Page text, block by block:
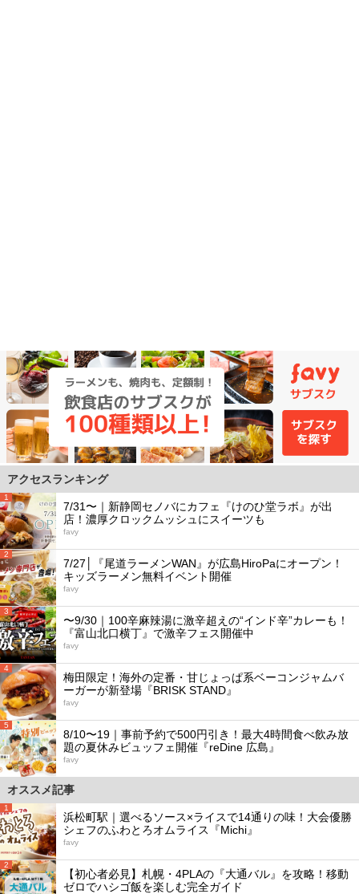
アクセスランキング
1
7/31〜｜新静岡セノバにカフェ『けのひ堂ラボ』が出
店！濃厚クロックムッシュにスイーツも
favy
2
7/27│『尾道ラーメンWAN』が広島HiroPaにオープン！
キッズラーメン無料イベント開催
favy
3
〜9/30｜100辛麻辣湯に激辛超えの“インド辛”カレーも！
『富山北口横丁』で激辛フェス開催中
favy
4
梅田限定！海外の定番・甘じょっぱ系ベーコンジャムバ
ーガーが新登場『BRISK STAND』
favy
5
8/10〜19｜事前予約で500円引き！最大4時間食べ飲み放
題の夏休みビュッフェ開催『reDine 広島』
favy
オススメ記事
1
浜松町駅｜選べるソース×ライスで14通りの味！大会優勝
シェフのふわとろオムライス『Michi』
favy
2
【初心者必見】札幌・4PLAの『大通バル』を攻略！移動
ゼロでハシゴ飯を楽しむ完全ガイド